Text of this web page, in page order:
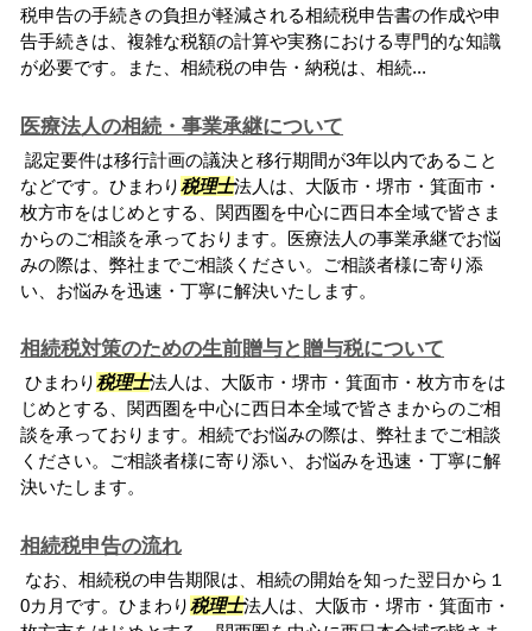
税申告の手続きの負担が軽減される相続税申告書の作成や申
告手続きは、複雑な税額の計算や実務における専門的な知識
が必要です。また、相続税の申告・納税は、相続...
医療法人の相続・事業承継について
認定要件は移行計画の議決と移行期間が3年以内であること
などです。ひまわり税理士法人は、大阪市・堺市・箕面市・
枚方市をはじめとする、関西圏を中心に西日本全域で皆さま
からのご相談を承っております。医療法人の事業承継でお悩
みの際は、弊社までご相談ください。ご相談者様に寄り添
い、お悩みを迅速・丁寧に解決いたします。
相続税対策のための生前贈与と贈与税について
ひまわり税理士法人は、大阪市・堺市・箕面市・枚方市をは
じめとする、関西圏を中心に西日本全域で皆さまからのご相
談を承っております。相続でお悩みの際は、弊社までご相談
ください。ご相談者様に寄り添い、お悩みを迅速・丁寧に解
決いたします。
相続税申告の流れ
なお、相続税の申告期限は、相続の開始を知った翌日から１
0カ月です。ひまわり税理士法人は、大阪市・堺市・箕面市・